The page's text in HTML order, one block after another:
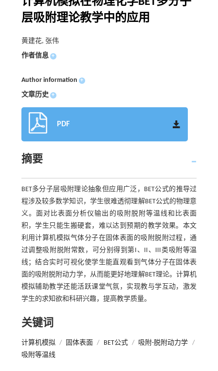
层吸附理论教学中的应用
黄建花, 张伟
作者信息 +
Author information +
文章历史 +
PDF
摘要
BET多分子层吸附理论抽象但应用广泛，BET公式的推导过
程涉及较多数学知识，学生很难透彻理解BET公式的物理意
义。面对比表面分析仪输出的吸附脱附等温线和比表面
积，学生只能生搬硬套，难以达到预期的教学效果。本文
利用计算机模拟气体分子在固体表面的吸附脱附过程，通
过调整吸附脱附常数，可分别得到第I、II、III类吸附等温
线；结合实时可视化使学生能直观看到气体分子在固体表
面的吸附脱附动力学，从而能更好地理解BET理论。计算机
模拟辅助教学还能活跃课堂气氛，实现教与学互动，激发
学生的求知欲和科研兴趣，提高教学质量。
关键词
计算机模拟 / 固体表面 / BET公式 / 吸附-脱附动力学 /
吸附等温线